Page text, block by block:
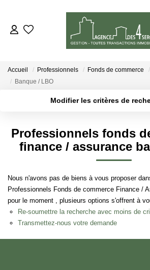
VENTES
GESTION
NOTRE AGENCE
CONTACT
Accueil Professionnels Fonds de commerce
Banque / LBO
Modifier les critères de
Sélectionnez...
Type de bien
Surface min
Créer une alerte
Professionnels fonds
finance / assurance
Nous n'avons pas de biens à vous proposer
Professionnels Fonds de commerce Finance /
pour le moment , plusieurs options s'offrent à
Re-soumettre la recherche avec moins de
Transmettez-nous votre demande